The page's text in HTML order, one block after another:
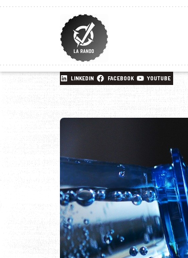
LINKEDIN FACEBOOK YOUTUBE